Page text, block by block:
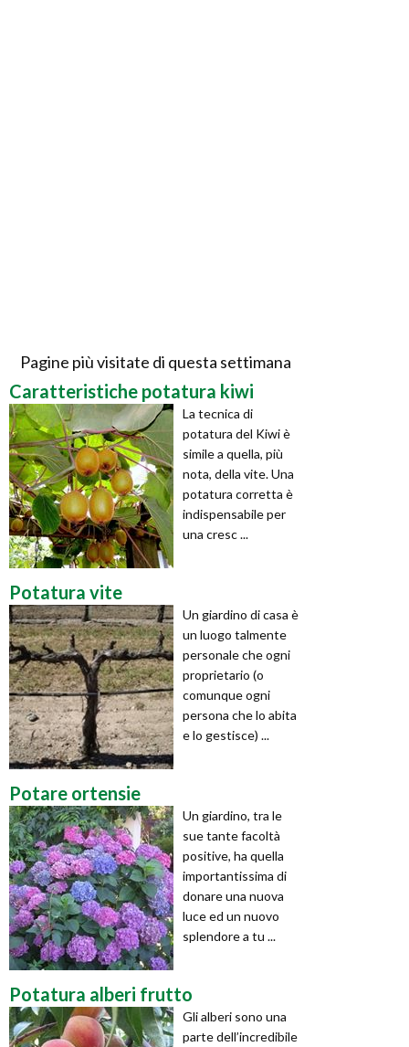
Pagine più visitate di questa settimana
Caratteristiche potatura kiwi
La tecnica di
potatura del Kiwi è
simile a quella, più
nota, della vite. Una
potatura corretta è
indispensabile per
una cresc ...
Potatura vite
Un giardino di casa è
un luogo talmente
personale che ogni
proprietario (o
comunque ogni
persona che lo abita
e lo gestisce) ...
Potare ortensie
Un giardino, tra le
sue tante facoltà
positive, ha quella
importantissima di
donare una nuova
luce ed un nuovo
splendore a tu ...
Potatura alberi frutto
Gli alberi sono una
parte dell’incredibile